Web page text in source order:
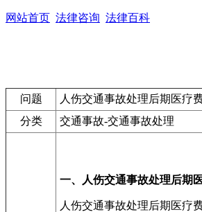
网站首页 法律咨询 法律百科
问题
人伤交通事故处理后期医疗
分类
交通事故-交通事故处理
一、人伤交通事故处理后期
人伤交通事故处理后期医疗